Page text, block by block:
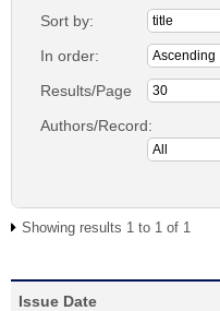
Sort by:
In order:
Results/Page
Authors/Record:
Showing results 1 to 1 of 1
Issue Date